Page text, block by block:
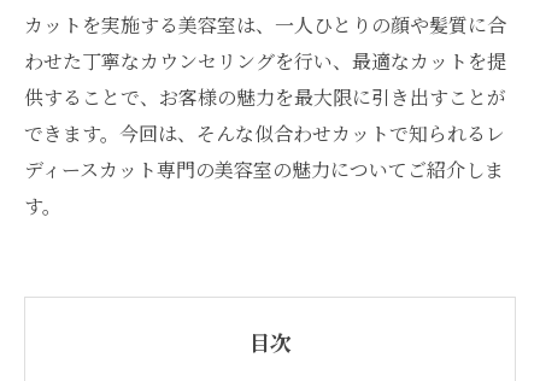
カットを実施する美容室は、一人ひとりの顔や髪質に合
わせた丁寧なカウンセリングを行い、最適なカットを提
供することで、お客様の魅力を最大限に引き出すことが
できます。今回は、そんな似合わせカットで知られるレ
ディースカット専門の美容室の魅力についてご紹介しま
す。
目次